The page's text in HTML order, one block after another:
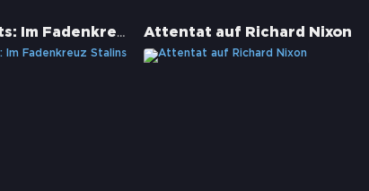
Red Secrets: Im Fadenkreuz Stalins Attentat auf Richard Nixon